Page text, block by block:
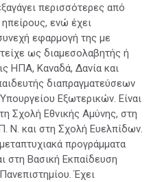
περισσότερες από
ενώ έχει
εφαρμογή της με
ως διαμεσολαβητής ή
ΗΠΑ, Καναδά, Δανία και
διαπραγματεύσεων
Εξωτερικών. Είναι
Σχολή Εθνικής Αμύνης, στη
Ν. και στη Σχολή Ευελπίδων.
προγράμματα
στη Βασική Εκπαίδευση
Έχει